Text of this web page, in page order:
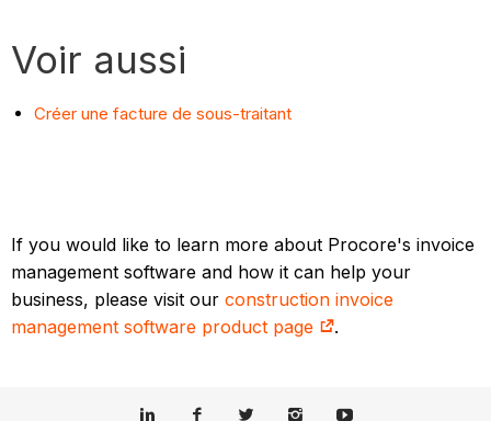
Voir aussi
Créer une facture de sous-traitant
If you would like to learn more about Procore's invoice
management software and how it can help your
business, please visit ourconstruction invoice
management software product page
.